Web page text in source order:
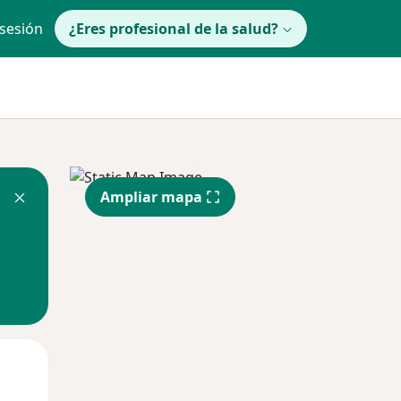
¿Eres profesional de la salud?
Ampliar mapa